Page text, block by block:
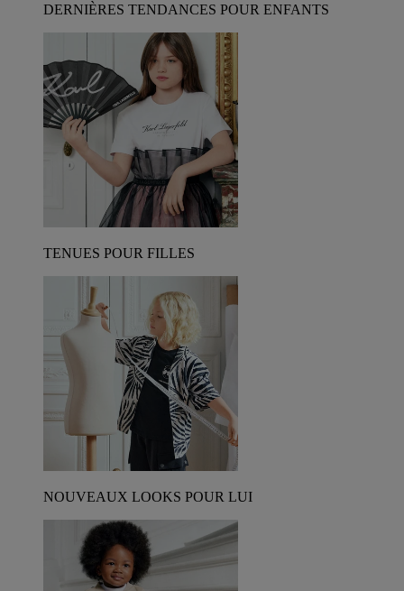
DERNIÈRES TENDANCES POUR ENFANTS
TENUES POUR FILLES
NOUVEAUX LOOKS POUR LUI